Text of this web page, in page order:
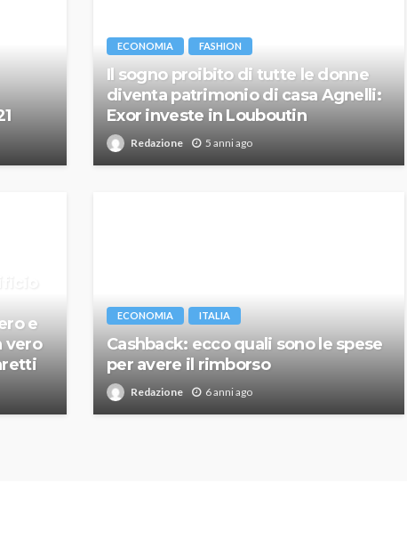
ECONOMIA FASHION
Il sogno proibito di tutte le donne
diventa patrimonio di casa Agnelli:
Exor investe in Louboutin
Redazione 5 anni ago
e
vero
ECONOMIA ITALIA
Cashback: ecco quali sono le spese
per avere il rimborso
Redazione 6 anni ago